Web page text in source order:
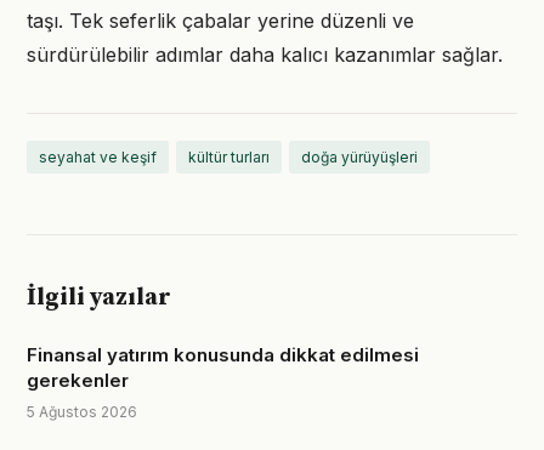
taşı. Tek seferlik çabalar yerine düzenli ve
sürdürülebilir adımlar daha kalıcı kazanımlar sağlar.
seyahat ve keşif kültür turları doğa yürüyüşleri
İlgili yazılar
Finansal yatırım konusunda dikkat edilmesi
gerekenler
5 Ağustos 2026